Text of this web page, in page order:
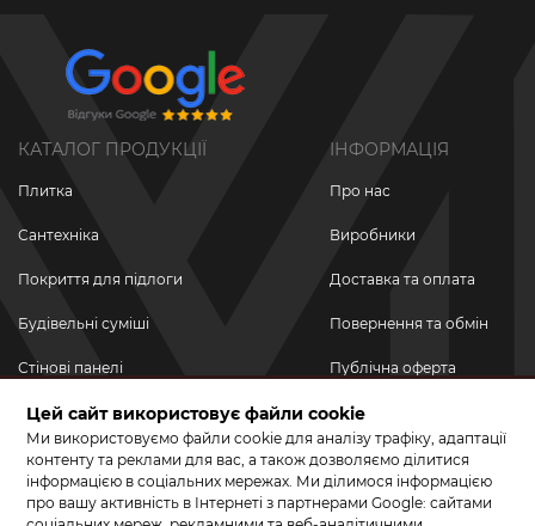
КАТАЛОГ ПРОДУКЦІЇ
Плитка
Сантехніка
Покриття для підлоги
Будівельні суміші
Стінові панелі
Новинки
Акційні товари
Акції/Знижки
ІНФОРМАЦІЯ
Про нас
Виробники
Доставка та оплата
Повернення та обмін
Публічна оферта
Політика
конфіденційності
Цей сайт використовує файли cookie
Ми використовуємо файли cookie для аналізу трафіку, адаптації
контенту та реклами для вас, а також дозволяємо ділитися
інформацією в соціальних мережах. Ми ділимося інформацією
про вашу активність в Інтернеті з партнерами Google: сайтами